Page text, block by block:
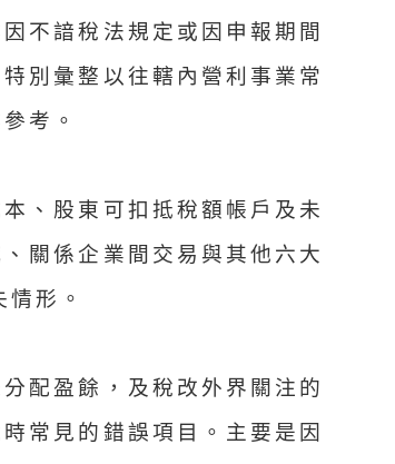
不諳稅法規定或因申報期間
別彙整以往轄內營利事業常
考。
、股東可扣抵稅額帳戶及未
關係企業間交易與其他六大
形。
配盈餘，及稅改外界關注的
常見的錯誤項目。主要是因